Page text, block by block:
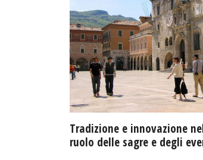
Tradizione e innovazione
ruolo delle sagre e degli